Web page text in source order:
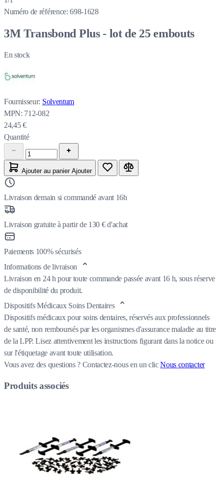
Numéro de référence: 698-1628
3M Transbond Plus - lot de 25 embouts
En stock
Fournisseur: Solventum
MPN: 712-082
24,45 €
Quantité
Ajouter au panier Ajouter
Livraison demain si commandé avant 16h
Livraison gratuite à partir de 130 € d'achat
Paiements 100% sécurisés
Informations de livraison
Livraison en 24 h pour toute commande passée avant 16 h, sous réserve
de disponibilité du produit.
Dispositifs Médicaux Soins Dentaires
Dispositifs médicaux pour soins dentaires, réservés aux professionnels
de santé, non remboursés par les organismes d'assurance maladie au titre
de la LPP. Lisez attentivement les instructions figurant dans la notice ou
sur l'étiquetage avant toute utilisation.
Vous avez des questions ? Contactez-nous en un clicNous contacter
Produits associés